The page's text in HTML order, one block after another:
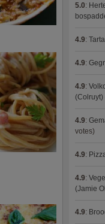
5.0:
4.9:
4.9:
4.9:
(Colruyt)
4.9:
votes)
4.9:
4.9:
(Jamie
4.9: